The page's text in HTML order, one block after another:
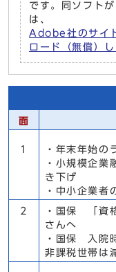
です。同ソフト
は、
Adobe社のサイ
ロード（無償）
面
1
・年末年始の
・小規模企業
き下げ
・中小企業者
2
・国保 「資
さんへ
・国保 入院
非課税世帯は